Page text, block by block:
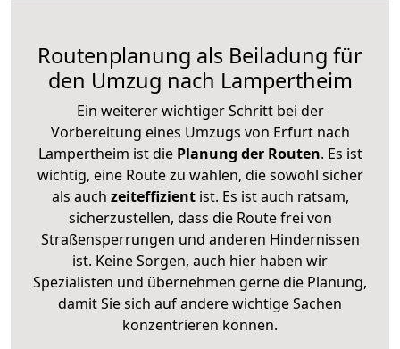
Routenplanung als Beiladung für
den Umzug nach Lampertheim
Ein weiterer wichtiger Schritt bei der
Vorbereitung eines Umzugs von Erfurt nach
Lampertheim ist diePlanung der Routen. Es ist
wichtig, eine Route zu wählen, die sowohl sicher
als auch zeiteffizientist. Es ist auch ratsam,
sicherzustellen, dass die Route frei von
Straßensperrungen und anderen Hindernissen
ist. Keine Sorgen, auch hier haben wir
Spezialisten und übernehmen gerne die Planung,
damit Sie sich auf andere wichtige Sachen
konzentrieren können.